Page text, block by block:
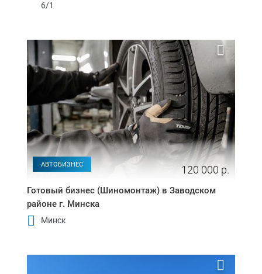
6/1
АВТОБИЗНЕС 120 000 р.
Готовый бизнес (Шиномонтаж) в Заводском
районе г. Минска
Минск